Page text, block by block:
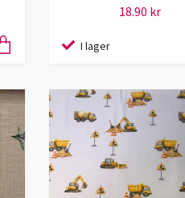
18.90 kr
I lager